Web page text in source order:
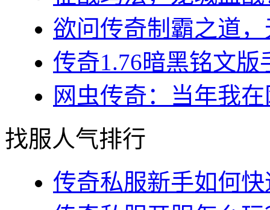
欲问传奇制霸之道
传奇1.76暗黑铭文
网虫传奇：当年我
找服人气排行
传奇私服新手如何